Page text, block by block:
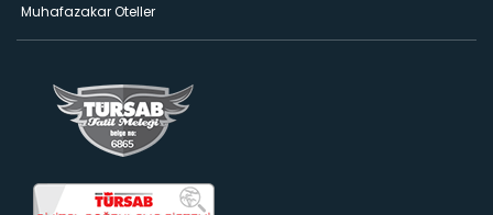
Muhafazakar Oteller